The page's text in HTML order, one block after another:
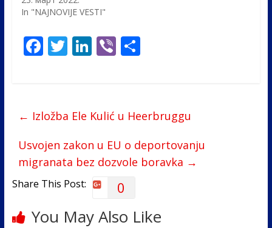
In "NAJNOVIJE VESTI"
F
o
o
k
T Li
dI
n
Vi S
← Izložba Ele Kulić u Heerbruggu
Usvojen zakon u EU o deportovanju
migranata bez dozvole boravka →
Share This Post: 0
You May Also Like